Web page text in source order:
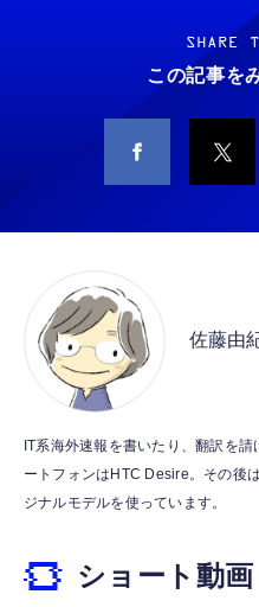
耐久性】 有
ノイズ低減
￥949
タイプc 寝ホ
睡眠用イヤ
￥2,199
MFi認証 【ハ
し 48ビット/
【HIFI音質】
トニング イ
寝ホン 睡眠
WARASHI ば
￥5,400
M10SR AIペ
ト）
ット）
霊界コミュ
WARASHI ば
￥5,400
【ペットロボ
ジングベー
SHARE
この記事を
佐藤由
IT系海外速報を書いたり、翻訳を
ートフォンはHTC Desire。その後
ジナルモデルを使っています。
ショート動画